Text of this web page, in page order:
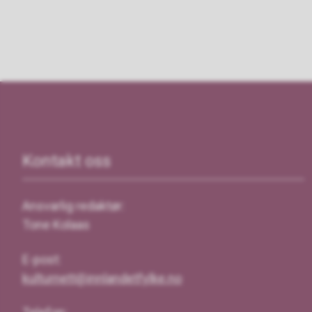
Kontakt oss
Ansvarlig redaktør:
Tone Kolaas
E-post:
kulturnett@innlandetfylke.no